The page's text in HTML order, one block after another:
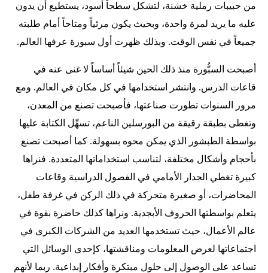
من حبيبات رملية خشنة، لتشكل سطحاً أسود، يستطيع أن يدون
عليه ما يريد لمرة واحدة، وبحيث يكون مرئياً ومتاحاً أمام طلبته
جميعاً في نفس الوقت. وبذلك ظهرت أول سبورة عرفها العالم.
أصبحت السبُّورة منذ ذلك الحين شيئاً أساساً لا غنى عنه في
قاعات الدرس. وانتشر استخدامها في كل مكان في العالم. ومع
مرور السنوات تطورت صناعتها، فأصبحت تصنع من المعدن،
وتغطى بطبقة رقيقة من البورسلين الناعم، تسهِّل الكتابة عليها
بواسطة الطبشور الذي يمكن محوه بسهولة. كما أصبحت تصنع
بأحجام وأشكال مختلفة، لتناسب استخداماتها المتعددة. فنراها
كبيرة تغطي الجدار الأمامي في الفصول الدراسية وقاعات
المحاضرات، أو صغيرة متحركة في ذلك الركن في غرفة طفل،
يتعلم بواسطتها الحروف الأبجدية. ونراها كذلك حاضرة بقوة في
عالم الأعمال، حيث تستخدمها العديد من الشركات الكبرى في
اجتماعاتها لعرض المعلومات ومناقشتها، كإحدى الوسائل التي
تساعد على الوصول إلى حلول مبتكرة وأفكار إبداعية. ربما لأنهم